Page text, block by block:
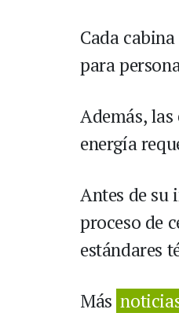
Cada
para
Además,
energía
Antes de su
proceso de
estándares
Más